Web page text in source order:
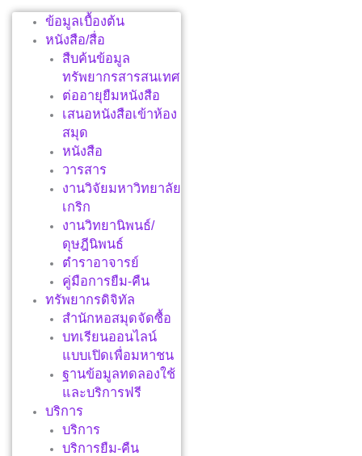
ข้อมูลเบื้องต้น
หนังสือ/สื่อ
สืบค้นข้อมูล
ทรัพยากรสารสนเทศ
ต่ออายุยืมหนังสือ
เสนอหนังสือเข้าห้อง
สมุด
หนังสือ
วารสาร
งานวิจัยมหาวิทยาลัย
เกริก
งานวิทยานิพนธ์/
ดุษฎีนิพนธ์
ตำราอาจารย์
คู่มือการยืม-คืน
ทรัพยากรดิจิทัล
สำนักหอสมุดจัดซื้อ
บทเรียนออนไลน์
แบบเปิดเพื่อมหาชน
ฐานข้อมูลทดลองใช้
และบริการฟรี
บริการ
บริการ
บริการยืม-คืน